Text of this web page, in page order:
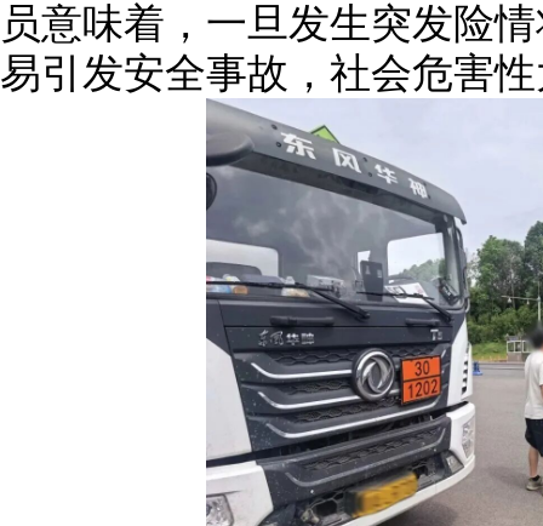
员意味着，一旦发生突发险
易引发安全事故，社会危害